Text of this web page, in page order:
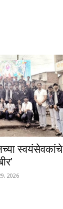
स्वयंसेवकांचे
2026